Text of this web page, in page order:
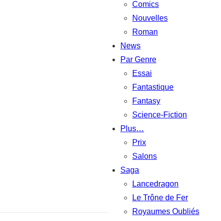
Comics
Nouvelles
Roman
News
Par Genre
Essai
Fantastique
Fantasy
Science-Fiction
Plus…
Prix
Salons
Saga
Lancedragon
Le Trône de Fer
Royaumes Oubliés